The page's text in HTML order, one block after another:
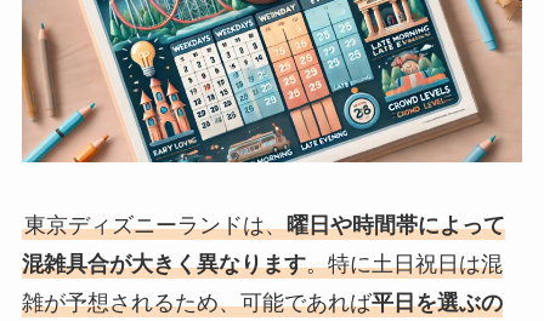
東京ディズニーランドは、曜日や時間帯によって
混雑具合が大きく異なります。特に土日祝日は混
雑が予想されるため、可能であれば平日を選ぶの